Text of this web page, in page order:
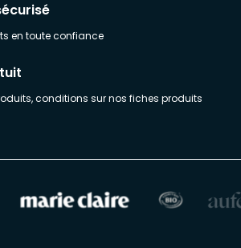
en toute confiance
conditions sur nos fiches produits